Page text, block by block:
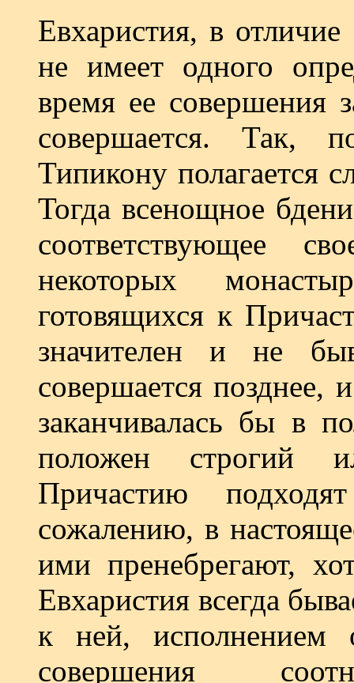
Евхаристия, в
не имеет одного
время ее совершения
совершается. Так,
Типикону полагается
Тогда всенощное
соответствующее
некоторых
готовящихся к
значителен и не
совершается позднее,
заканчивалась бы в
положен строгий
Причастию
сожалению, в
ими пренебрегают,
Евхаристия всегда
к ней, исполнением
совершения